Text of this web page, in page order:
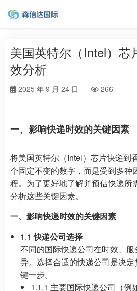
美国英特尔（Intel）芯
效分析
2025 年 9 月 24 日 266
一、影响快递时效的关键因素
将美国英特尔（Intel）芯片快递到
个固定不变的数字，而是受到多种
程。为了更好地了解并预估快递所
分析这些关键因素。
一、影响快递时效的关键因素
1.1快递公司选择
不同的国际快递公司在时效、
异。选择合适的快递公司是决
键一步。
1.1.1 主要国际快递公司（例